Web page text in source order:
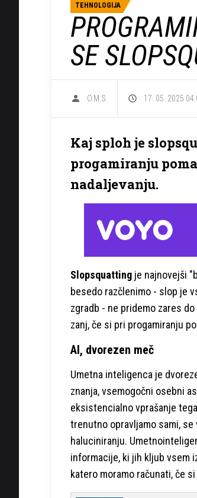
TEHNOLOGIJA
SE
O.M.S. 17. 05. 2025
Kaj sploh je
progamiranju
nadaljevanju.
Slopsquatting je najnovejši
besedo razčlenimo - slop je
zgradb - ne pridemo zares
zanj, če si pri progamiranju
AI, dvorezen meč
Umetna inteligenca je
znanja, vsemogočni osebni
eksistencialno vprašanje
trenutno opravljamo sami,
haluciniranju.
informacije, ki jih kljub vsem
katero moramo računati, če